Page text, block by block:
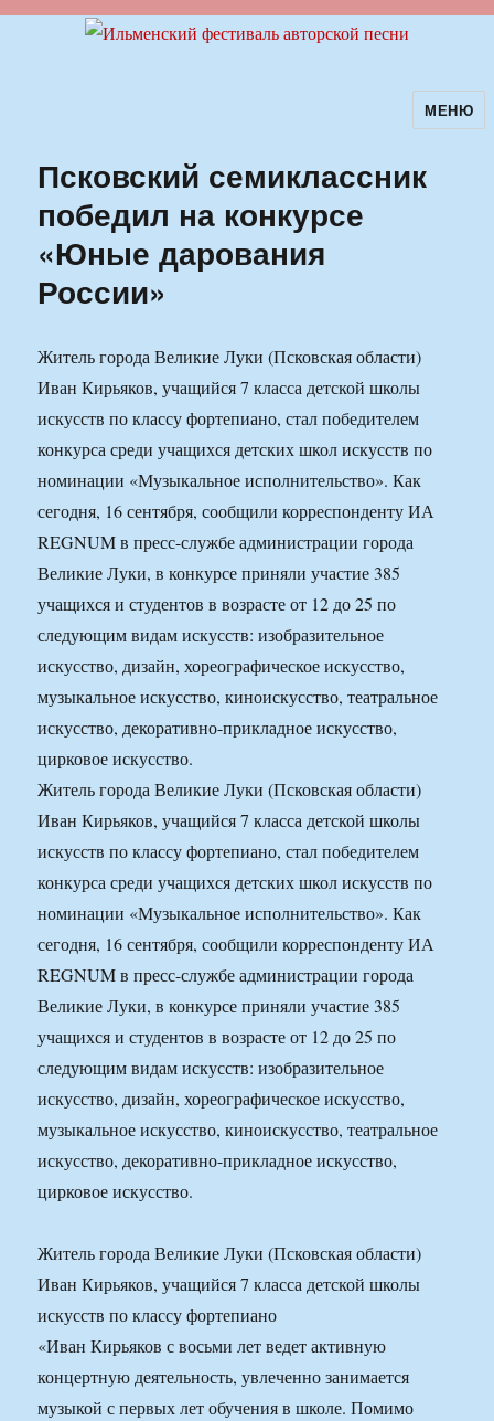
Ильменский фестиваль авторскойМЕНЮ
Псковский семиклассник
победил на конкурсе
«Юные дарования
России»
Житель города Великие Луки (Псковская области)
Иван Кирьяков, учащийся 7 класса детской школы
искусств по классу фортепиано, стал победителем
конкурса среди учащихся детских школ искусств по
номинации «Музыкальное исполнительство». Как
сегодня, 16 сентября, сообщили корреспонденту ИА
REGNUM в пресс-службе администрации города
Великие Луки, в конкурсе приняли участие 385
учащихся и студентов в возрасте от 12 до 25 по
следующим видам искусств: изобразительное
искусство, дизайн, хореографическое искусство,
музыкальное искусство, киноискусство, театральное
искусство, декоративно-прикладное искусство,
цирковое искусство.
Житель города Великие Луки (Псковская области)
Иван Кирьяков, учащийся 7 класса детской школы
искусств по классу фортепиано, стал победителем
конкурса среди учащихся детских школ искусств по
номинации «Музыкальное исполнительство». Как
сегодня, 16 сентября, сообщили корреспонденту ИА
REGNUM в пресс-службе администрации города
Великие Луки, в конкурсе приняли участие 385
учащихся и студентов в возрасте от 12 до 25 по
следующим видам искусств: изобразительное
искусство, дизайн, хореографическое искусство,
музыкальное искусство, киноискусство, театральное
искусство, декоративно-прикладное искусство,
цирковое искусство.
Житель города Великие Луки (Псковская области)
Иван Кирьяков, учащийся 7 класса детской школы
искусств по классу фортепиано
«Иван Кирьяков с восьми лет ведет активную
концертную деятельность, увлеченно занимается
музыкой с первых лет обучения в школе. Помимо